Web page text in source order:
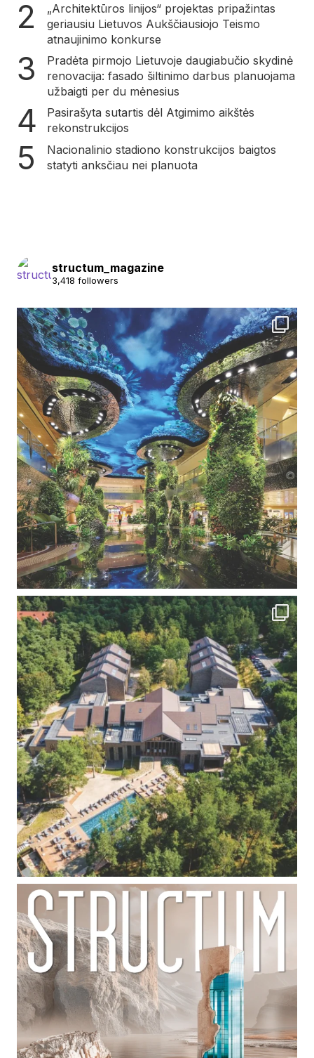
„Architektūros linijos“ projektas pripažintas
geriausiu Lietuvos Aukščiausiojo Teismo
atnaujinimo konkurse
Pradėta pirmojo Lietuvoje daugiabučio skydinė
renovacija: fasado šiltinimo darbus planuojama
užbaigti per du mėnesius
Pasirašyta sutartis dėl Atgimimo aikštės
rekonstrukcijos
Nacionalinio stadiono konstrukcijos baigtos
statyti anksčiau nei planuota
structum_magazine
3,418 followers